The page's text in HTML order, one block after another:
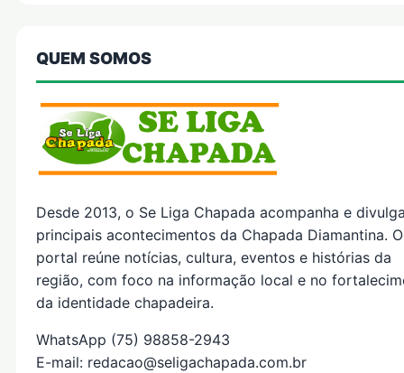
QUEM SOMOS
Desde 2013, o Se Liga Chapada acompanha e
principais acontecimentos da Chapada Diamantina. O
portal reúne notícias, cultura, eventos e histórias da
região, com foco na informação local e no
da identidade chapadeira.
WhatsApp (75) 98858-2943
E-mail: redacao@seligachapada.com.br